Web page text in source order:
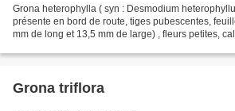
Grona heterophylla ( syn : Desmodium
présente en bord de route, tiges pubescentes,
mm de long et 13,5 mm de large) , fleurs petites,
Grona triflora